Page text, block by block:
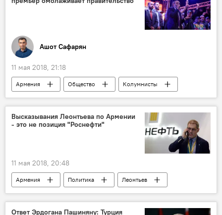
Ашот Сафарян
11 мая 2018, 21:18
Армения Общество
Колумнисты
Политика
Пашинян Никол
Правительство Пашиняна: назначения и отставки
правительство
Высказывания Леонтьева по Армении
- это не позиция "Роснефти"
11 мая 2018, 20:48
Армения Политика
Леонтьев
"Роснефть"
Ответ Эрдогана Пашиняну: Турция